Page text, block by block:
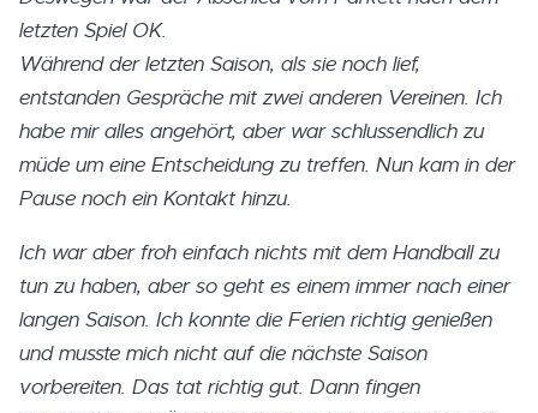
letzten Spiel OK.
Während der letzten Saison, als sie noch lief,
entstanden Gespräche mit zwei anderen Vereinen. Ich
habe mir alles angehört, aber war schlussendlich zu
müde um eine Entscheidung zu treffen. Nun kam in der
Pause noch ein Kontakt hinzu.
Ich war aber froh einfach nichts mit dem Handball zu
tun zu haben, aber so geht es einem immer nach einer
langen Saison. Ich konnte die Ferien richtig genießen
und musste mich nicht auf die nächste Saison
vorbereiten. Das tat richtig gut. Dann fingen